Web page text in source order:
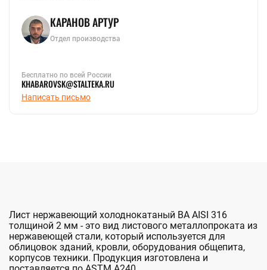
КАРАНОВ АРТУР
Отдел производства
Бесплатно по всей России
KHABAROVSK@STALTEKA.RU
Написать письмо
Лист нержавеющий холоднокатаный BA AISI 316
толщиной 2 мм - это вид листового металлопроката из
нержавеющей стали, который используется для
облицовок зданий, кровли, оборудования общепита,
корпусов техники. Продукция изготовлена и